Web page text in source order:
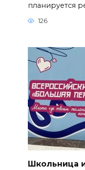
планируется
126
Школьница